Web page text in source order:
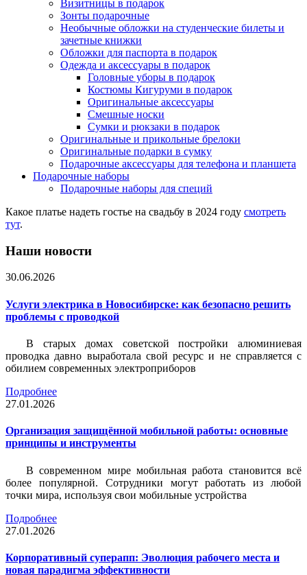
Визитницы в подарок
Зонты подарочные
Необычные обложки на студенческие билеты и
зачетные книжки
Обложки для паспорта в подарок
Одежда и аксессуары в подарок
Головные уборы в подарок
Костюмы Кигуруми в подарок
Оригинальные аксессуары
Смешные носки
Сумки и рюкзаки в подарок
Оригинальные и прикольные брелоки
Оригинальные подарки в сумку
Подарочные аксессуары для телефона и планшета
Подарочные наборы
Подарочные наборы для специй
Какое платье надеть гостье на свадьбу в 2024 году смотреть
тут.
Наши новости
30.06.2026
Услуги электрика в Новосибирске: как безопасно решить
проблемы с проводкой
В старых домах советской постройки алюминиевая
проводка давно выработала свой ресурс и не справляется с
обилием современных электроприборов
Подробнее
27.01.2026
Организация защищённой мобильной работы: основные
принципы и инструменты
В современном мире мобильная работа становится всё
более популярной. Сотрудники могут работать из любой
точки мира, используя свои мобильные устройства
Подробнее
27.01.2026
Корпоративный суперапп: Эволюция рабочего места и
новая парадигма эффективности